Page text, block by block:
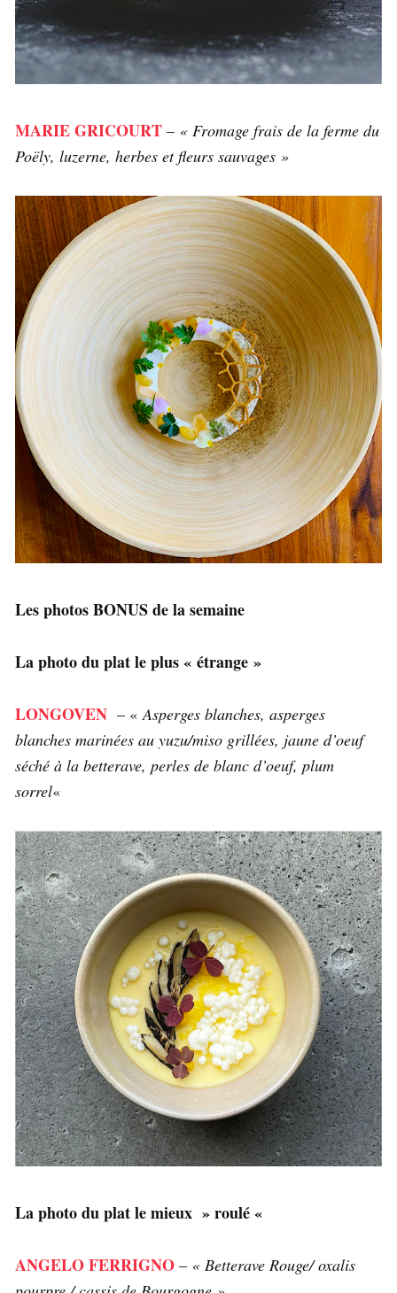
MARIE GRICOURT – « Fromage frais de la ferme du
Poëly, luzerne, herbes et fleurs sauvages »
Les photos BONUS de la semaine
La photo du plat le plus « étrange »
LONGOVEN – «Asperges blanches, asperges
blanches marinées au yuzu/miso grillées, jaune d’oeuf
séché à la betterave, perles de blanc d’oeuf, plum
sorrel«
La photo du plat le mieux » roulé «
ANGELO FERRIGNO – « Betterave Rouge/ oxalis